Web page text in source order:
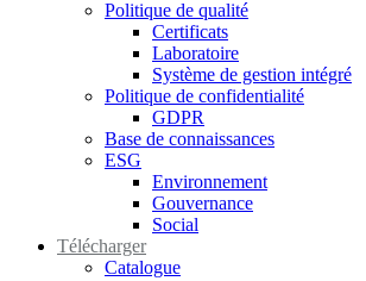
Politique de qualité
Certificats
Laboratoire
Système de gestion intégré
Politique de confidentialité
GDPR
Base de connaissances
ESG
Environnement
Gouvernance
Social
Télécharger
Catalogue